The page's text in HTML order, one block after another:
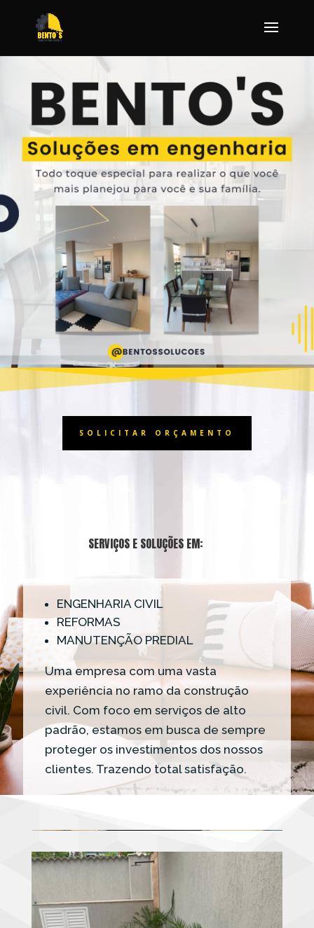
SOLICITAR ORÇAMENTO
SERVIÇOS E SOLUÇÕES EM:
ENGENHARIA CIVIL
REFORMAS
MANUTENÇÃO PREDIAL
Uma empresa com uma vasta
experiência no ramo da construção
civil. Com foco em serviços de alto
padrão, estamos em busca de sempre
proteger os investimentos dos nossos
clientes. Trazendo total satisfação.